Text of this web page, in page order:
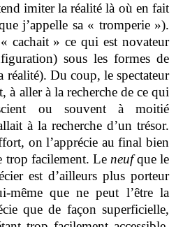
imiter la réalité là où en fait
j’appelle sa « tromperie »).
cachait » ce qui est novateur
sous les formes de
réalité). Du coup, le spectateur
à aller à la recherche de ce qui
ou souvent à moitié
à la recherche d’un trésor.
on l’apprécie au final bien
trop facilement. Le neufque le
est d’ailleurs plus porteur
même que ne peut l’être la
que de façon superficielle,